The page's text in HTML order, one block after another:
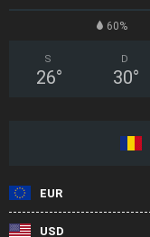
60%
S
26°
D
30°
EUR
USD